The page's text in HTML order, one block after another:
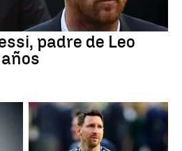
padre de Leo